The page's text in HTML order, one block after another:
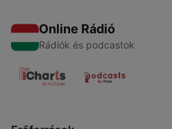
Online Rádió
Rádiók és podcastok